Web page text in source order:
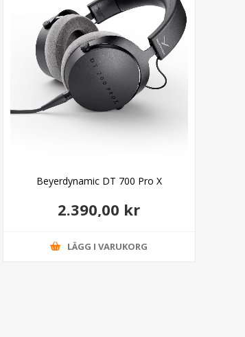
Beyerdynamic DT 700 Pro X
2.390,00 kr
LÄGG I VARUKORG